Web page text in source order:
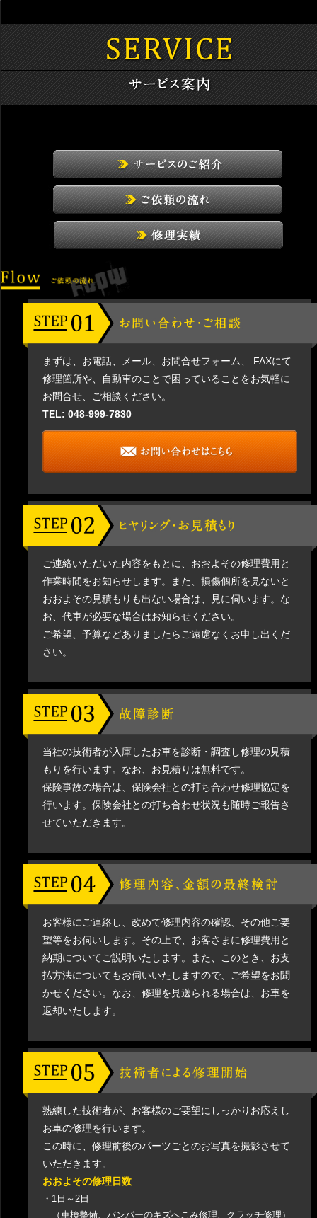
まずは、お電話、メール、お問合せフォーム、 FAXにて
修理箇所や、自動車のことで困っていることをお気軽に
お問合せ、ご相談ください。
TEL: 048-999-7830
ご連絡いただいた内容をもとに、おおよその修理費用と
作業時間をお知らせします。また、損傷個所を見ないと
おおよその見積もりも出ない場合は、見に伺います。な
お、代車が必要な場合はお知らせください。
ご希望、予算などありましたらご遠慮なくお申し出くだ
さい。
当社の技術者が入庫したお車を診断・調査し修理の見積
もりを行います。なお、お見積りは無料です。
保険事故の場合は、保険会社との打ち合わせ修理協定を
行います。保険会社との打ち合わせ状況も随時ご報告さ
せていただきます。
お客様にご連絡し、改めて修理内容の確認、その他ご要
望等をお伺いします。その上で、お客さまに修理費用と
納期についてご説明いたします。また、このとき、お支
払方法についてもお伺いいたしますので、ご希望をお聞
かせください。なお、修理を見送られる場合は、お車を
返却いたします。
熟練した技術者が、お客様のご要望にしっかりお応えし
お車の修理を行います。
この時に、修理前後のパーツごとのお写真を撮影させて
いただきます。
おおよその修理日数
・1日～2日
（車検整備、バンパーのキズへこみ修理、クラッチ修理）